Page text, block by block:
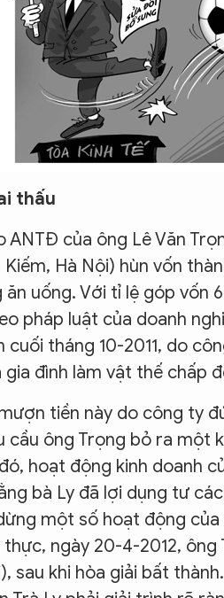
thấu
ANTĐ của ông Lê Văn
Hà Nội) hùn vốn
ăn uống. Với tỉ lệ góp vốn
pháp luật của doanh
cuối tháng 10-2011, do
gia đình làm vật thế chấp
tiền này do công ty
cầu ông Trọng bỏ ra
hoạt động kinh doanh
bà Ly đã lợi dụng tư
một số hoạt động
ngày 20-4-2012,
sau khi hòa giải bất